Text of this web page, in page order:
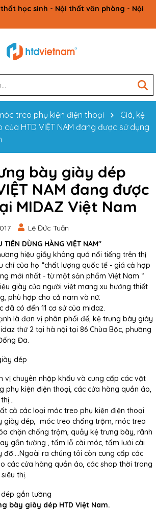
học sinh - Nội thất văn phòng - Nội
treo phụ kiện điện thoại
Giá, kệ
HTD VIỆT NAM đang được sử dụng
bày giày dép
NAM đang được
MIDAZ Việt Nam
Lê Đức Tuấn
TIÊN DÙNG HÀNG VIỆT NAM"
hiệu giầy không quá nổi tiếng trên thị
chí của họ “chất lượng quốc tế - giá cả hợp
mới nhất - từ một sản phẩm Việt Nam “
giày của người việt mang xu hướng thiết
phù hợp cho cả nam và nữ.
đã có đến 11 cơ sử của midaz.
là đơn vị phân phối đế, kệ trưng bày giày
thứ 2 tại hà nội tại 86 Chùa Bộc, phường
Đa.
vị chuyên nhập khẩu và cung cấp các vật
phụ kiện điện thoại, các cửa hàng quần áo,
cả các loại móc treo phụ kiện điện thoại
giày dép, móc treo chống trộm, móc treo
chặn chống trộm, quầy kệ trưng bày, rãnh
gắn tường , tấm lỗ cài móc, tấm lưới cài
ra chúng tôi còn cung cấp các
các cửa hàng quần áo, các shop thời trang
thị.
bày giày dép HTD Việt Nam.